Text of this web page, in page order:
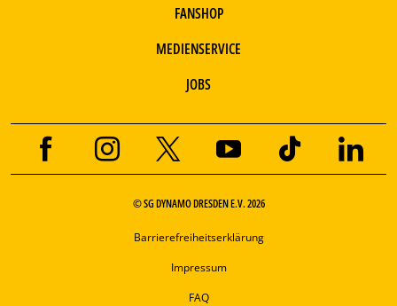
FANSHOP
MEDIENSERVICE
JOBS
© SG DYNAMO DRESDEN E.V. 2026
Barrierefreiheitserklärung
Impressum
FAQ